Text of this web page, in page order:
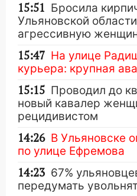
15:51 Бросила
Ульяновской
агрессивную
15:47 На улице
курьера: крупная
15:15 Проводил до
новый кавалер
рецидивистом
14:26 В Ульяновске
по улице Ефремова
14:23 67%
передумать